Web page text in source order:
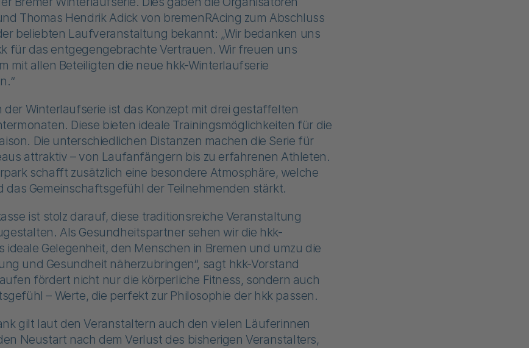
Thomas Hendrik Adick von bremenRAcing zum Abschluss
beliebten Laufveranstaltung bekannt: „Wir bedanken uns
für das entgegengebrachte Vertrauen. Wir freuen uns
mit allen Beteiligten die neue hkk-Winterlaufserie
der Winterlaufserie ist das Konzept mit drei gestaffelten
Diese bieten ideale Trainingsmöglichkeiten für die
Die unterschiedlichen Distanzen machen die Serie für
attraktiv – von Laufanfängern bis zu erfahrenen Athleten.
schafft zusätzlich eine besondere Atmosphäre, welche
das Gemeinschaftsgefühl der Teilnehmenden stärkt.
ist stolz darauf, diese traditionsreiche Veranstaltung
Als Gesundheitspartner sehen wir die hkk-
ideale Gelegenheit, den Menschen in Bremen und umzu die
und Gesundheit näherzubringen“, sagt hkk-Vorstand
fördert nicht nur die körperliche Fitness, sondern auch
– Werte, die perfekt zur Philosophie der hkk passen.
gilt laut den Veranstaltern auch den vielen Läuferinnen
Neustart nach dem Verlust des bisherigen Veranstalters,